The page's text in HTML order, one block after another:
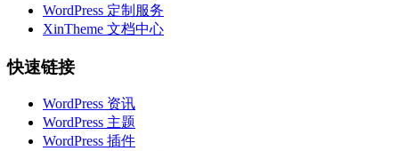
WordPress 定制服务
XinTheme 文档中心
快速链接
WordPress 资讯
WordPress 主题
WordPress 插件